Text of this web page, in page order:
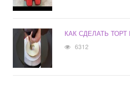
КАК СДЕЛАТЬ
6312